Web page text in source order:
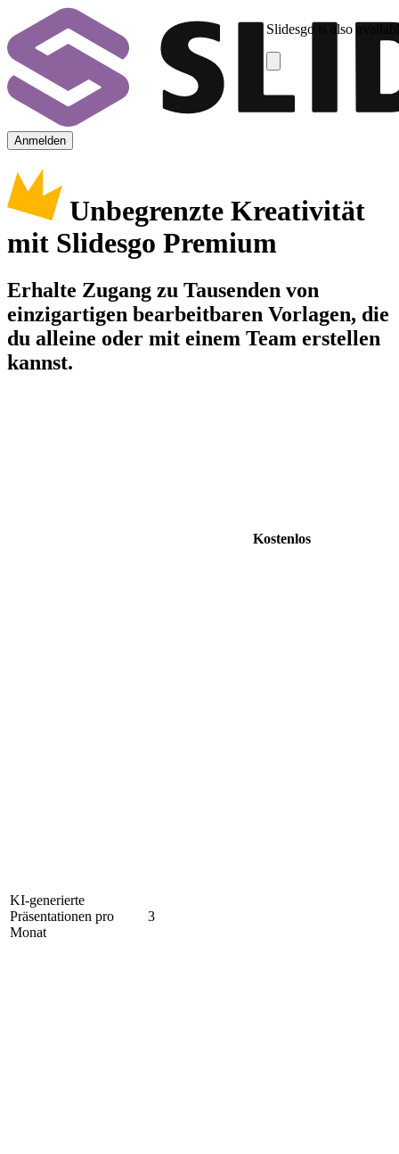
Slidesgo is also
Anmelden
Unbegrenzte Kreativität
mit Slidesgo Premium
Erhalte Zugang zu Tausenden von
einzigartigen bearbeitbaren Vorlagen, die
du alleine oder mit einem Team erstellen
kannst.
Kostenlos
KI-generierte
Präsentationen pro
Monat
3